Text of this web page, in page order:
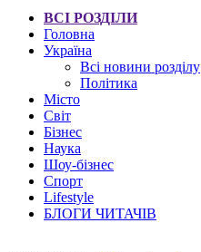
ВСІ РОЗДІЛИ
Головна
Україна
Всі новини розділу
Політика
Місто
Світ
Бізнес
Наука
Шоу-бізнес
Спорт
Lifestyle
БЛОГИ ЧИТАЧІВ